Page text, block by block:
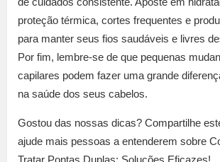
proteção térmica, cortes frequentes e
para manter seus fios saudáveis e livres
Por fim, lembre-se de que pequenas
capilares podem fazer uma grande
na saúde dos seus cabelos.
Gostou das nossas dicas? Compartilhe
ajude mais pessoas a entenderem sobre
Tratar Pontas Duplas: Soluções Eficazes!